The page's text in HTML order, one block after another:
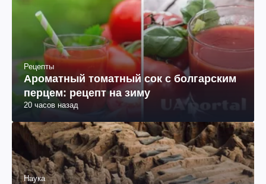
Рецепты
Ароматный томатный сок с болгарским
перцем: рецепт на зиму
20 часов назад
Наука